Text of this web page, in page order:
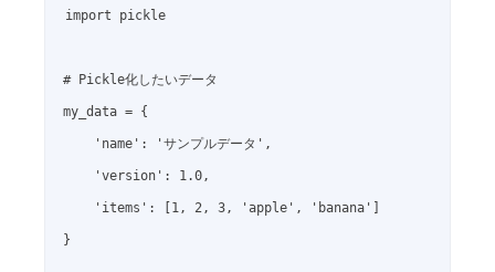
import pickle
# Pickle化したいデータ
my_data = {
}